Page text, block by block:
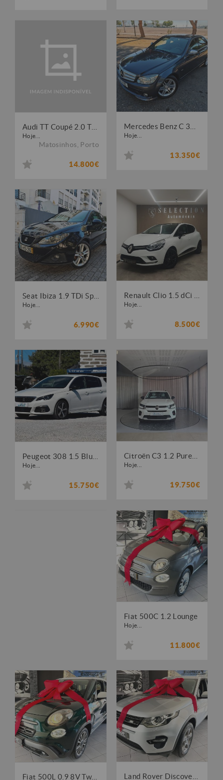
Hoje...
Matosinhos Porto
14.800€
Hoje...
13.350€
Seat Ibiza 1.9 TDi Sport DPF
Hoje...
6.990€
Hoje...
8.500€
Hoje...
15.750€
Hoje...
19.750€
Fiat 500C 1.2 Lounge
Hoje...
11.800€
Fiat 500L 0.9 8V TwinAir City Cross S&S